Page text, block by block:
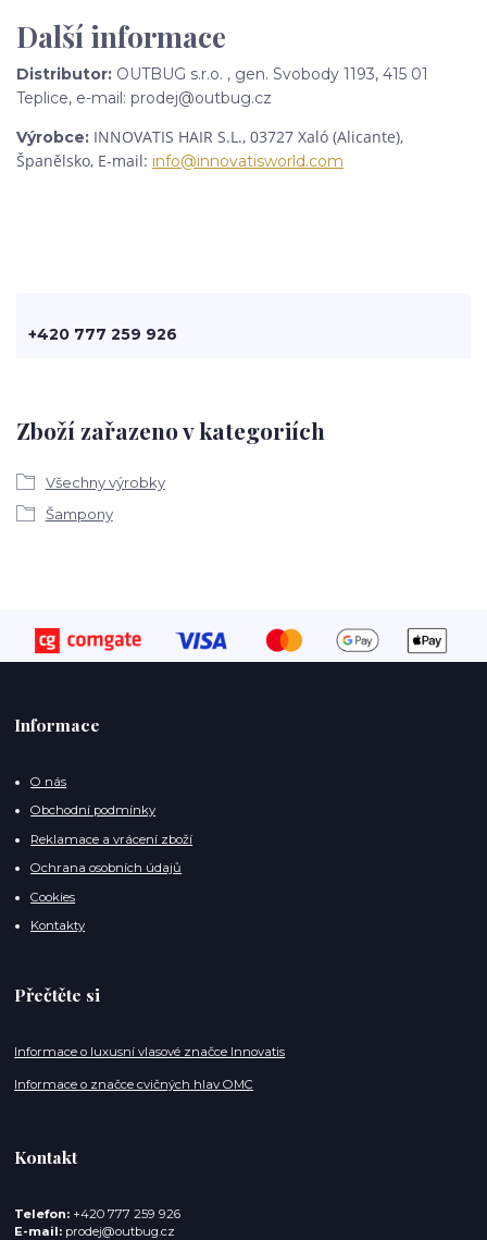
Další informace
Distributor: OUTBUG s.r.o. , gen. Svobody 1193, 415 01
Teplice, e-mail: prodej@outbug.cz
Výrobce: INNOVATIS HAIR S.L., 03727 Xaló (Alicante),
Španělsko, E-mail: info@innovatisworld.com
Zboží zařazeno v kategoriích
Všechny výrobky
Šampony
+420 777 259 926
Informace
O nás
Obchodní podmínky
Reklamace a vrácení zboží
Ochrana osobních údajů
Cookies
Kontakty
Přečtěte si
Informace o luxusní vlasové značce Innovatis
Informace o značce cvičných hlav OMC
Kontakt
Telefon: +420 777 259 926
E-mail: prodej@outbug.cz